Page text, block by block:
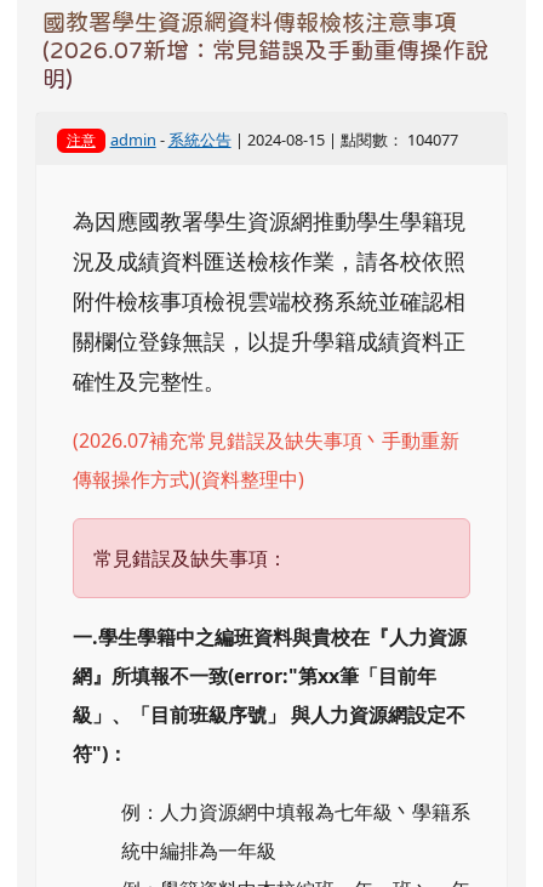
國教署學生資源網資料傳報檢核注意事項
(2026.07新增：常見錯誤及手動重傳操作說
明)
注意 admin - 系統公告| 2024-08-15 | 點閱數： 104077
為因應國教署學生資源網推動學生學籍現
況及成績資料匯送檢核作業，請各校依照
附件檢核事項檢視雲端校務系統並確認相
關欄位登錄無誤，以提升學籍成績資料正
確性及完整性。
(2026.07補充常見錯誤及缺失事項丶手動重新
傳報操作方式)(資料整理中)
常見錯誤及缺失事項：
一.學生學籍中之編班資料與貴校在『人力資源
網』所填報不一致(error:"第xx筆「目前年
級」、「目前班級序號」 與人力資源網設定不
符")：
例：人力資源網中填報為七年級丶學籍系
統中編排為一年級